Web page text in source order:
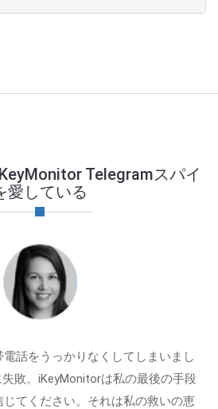
Telegramスパイ
愛している
話をうっかりなくしてしまいまし
敗。iKeyMonitorは私の最後の手段
てください。それは私の救いの恵